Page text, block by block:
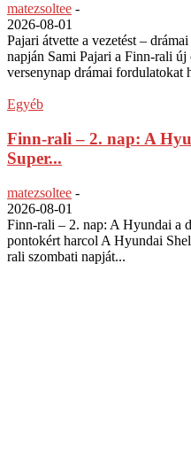
matezsoltee -
2026-08-01
Pajari átvette a vezetést –
napján Sami Pajari a Finn-rali új
versenynap drámai fordulatokat
Egyéb
Finn-rali – 2. nap: A
Super...
matezsoltee -
2026-08-01
Finn-rali – 2. nap: A Hyundai a
pontokért harcol A Hyundai
rali szombati napját...